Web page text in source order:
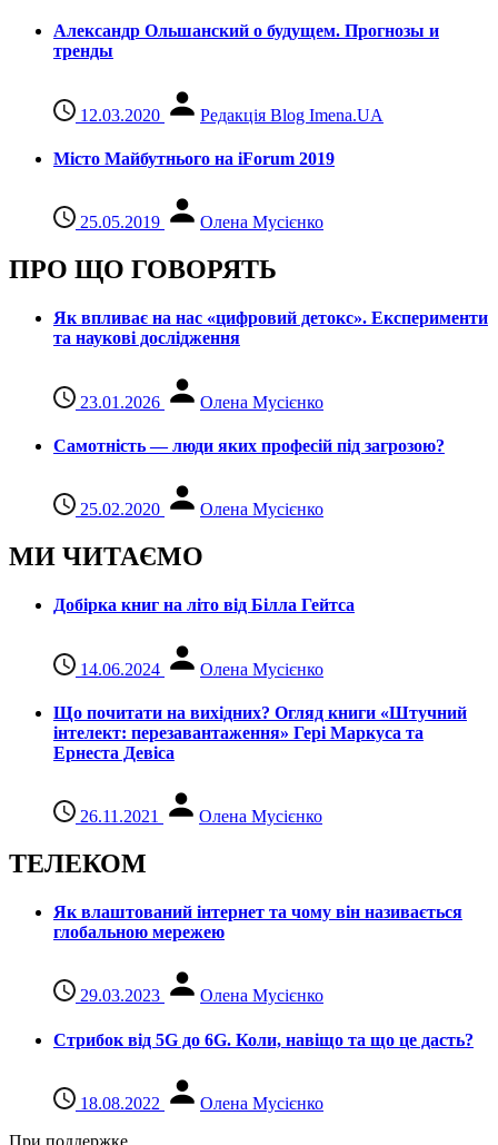
Александр Ольшанский о будущем. Прогнозы и
тренды
12.03.2020 Редакція Blog Imena.UA
Місто Майбутнього на iForum 2019
25.05.2019 Олена Мусієнко
ПРО ЩО ГОВОРЯТЬ
Як впливає на нас «цифровий детокс». Експерименти
та наукові дослідження
23.01.2026 Олена Мусієнко
Самотність — люди яких професій під загрозою?
25.02.2020 Олена Мусієнко
МИ ЧИТАЄМО
Добірка книг на літо від Білла Гейтса
14.06.2024 Олена Мусієнко
Що почитати на вихідних? Огляд книги «Штучний
інтелект: перезавантаження» Гері Маркуса та
Ернеста Девіса
26.11.2021 Олена Мусієнко
ТЕЛЕКОМ
Як влаштований інтернет та чому він називається
глобальною мережею
29.03.2023 Олена Мусієнко
Стрибок від 5G до 6G. Коли, навіщо та що це даcть?
18.08.2022
Олена Мусієнко
При поддержке